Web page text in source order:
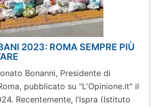
2023: ROMA SEMPRE PIÙ
Bonanni, Presidente di
pubblicato su "L'Opinione.it" il
Recentemente, l’Ispra (Istituto